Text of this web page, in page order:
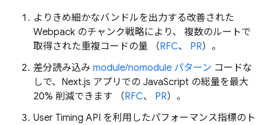
よりきめ細かなバンドルを出力する改善された
Webpack のチャンク戦略により、 複数のルートで
取得された重複コードの量 （RFC、 PR）。
差分読み込み module/nomodule パターン コードな
しで、Next.js アプリでの JavaScript の総量を最大
20% 削減できます （RFC、 PR）。
User Timing API を利用したパフォーマンス指標のト